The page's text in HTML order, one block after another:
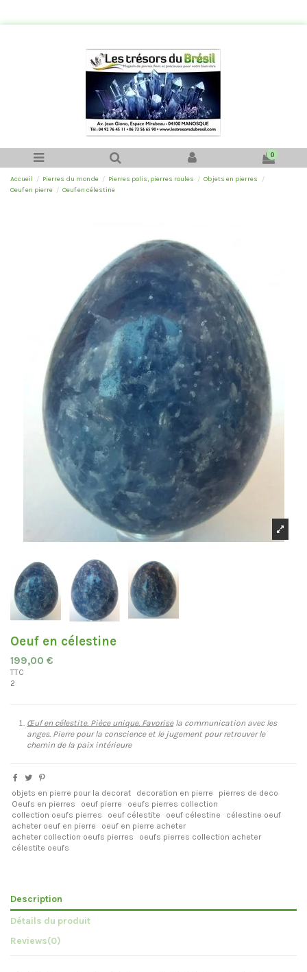
0
Accueil Pierres du monde Pierres polis, pierres roules
Objets en pierres
Oeuf en pierre
Oeuf en célestine
Oeuf en célestine
199,00 €
TTC
2
Œuf en célestite. Pièce unique. Favorisela communication avec les
anges. Pierre pour la conscience et le jugement pour retrouver le
chemin de la paix intérieure
objets en pierre pour la decorat decoration en pierre
pierres de deco
Oeufs en pierres
oeuf pierre
oeufs pierres collection
collection oeufs pierres
oeuf célestite oeuf célestine
célestine oeuf
acheter oeuf en pierre
oeuf en pierre acheter
acheter collection oeufs pierres
oeufs pierres collection acheter
célestite oeufs
Description
Détails du produit
Reviews(0)